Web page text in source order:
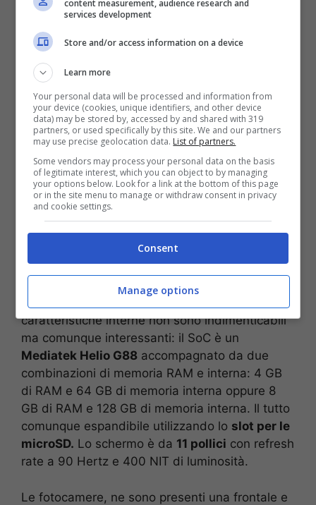
Tab Lenovo M11 con penna, il tuo nuovo tablet budget friendly –
Screenshot Lenovo – mrinformatico.it
Nella zona deidevice low costsi trovano molti
esemplari prodotti dai cinesi di Lenovo. Il brand
produce in realtà device per tutte le tasche ma
è molto famoso per quelli
prossimo mese di aprile farà il suo debutto il
Lenovo Tab M11.Il prezzo americano
dovrebbe aggirarsi intorno ai 180 dollari il che
significa che anche ilprezzo europeo
essere in linea con quanto già visto. Le
caratteristiche interne non sono indimenticabili
ma comunque interessanti: il SoC è un
Mediatek Helio G88 accompagnato da due
combinazioni di memoria RAM e interna: 4 GB
di RAM e 64 GB di memoria interna oppure 8
GB di RAM e 128 GB di memoria interna. Il tutto
comunque espandibile utilizzando lo slot per le
microSD. Lo schermo è da 11 pollici con refresh
rate a 90 Hertz e 400 NIT di luminosità.
Le fotocamere, ne sono presenti una frontale e
content measurement, audience research and
services development
Store and/or access information on a device
Learn more
Your personal data will be processed and information from
your device (cookies, unique identifiers, and other device
data) may be stored by, accessed by and shared with 319
partners, or used specifically by this site. We and our partners
may use precise geolocation data. List of partners.
Some vendors may process your personal data on the basis
of legitimate interest, which you can object to by managing
your options below. Look for a link at the bottom of this page
or in the site menu to manage or withdraw consent in privacy
and cookie settings.
Consent
Manage options